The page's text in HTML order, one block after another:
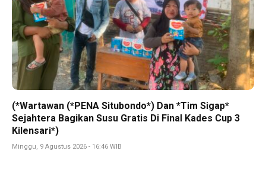
(*Wartawan (*PENA Situbondo*) Dan *Tim Sigap*
Sejahtera Bagikan Susu Gratis Di Final Kades Cup 3
Kilensari*)
Minggu, 9 Agustus 2026 - 16:46 WIB